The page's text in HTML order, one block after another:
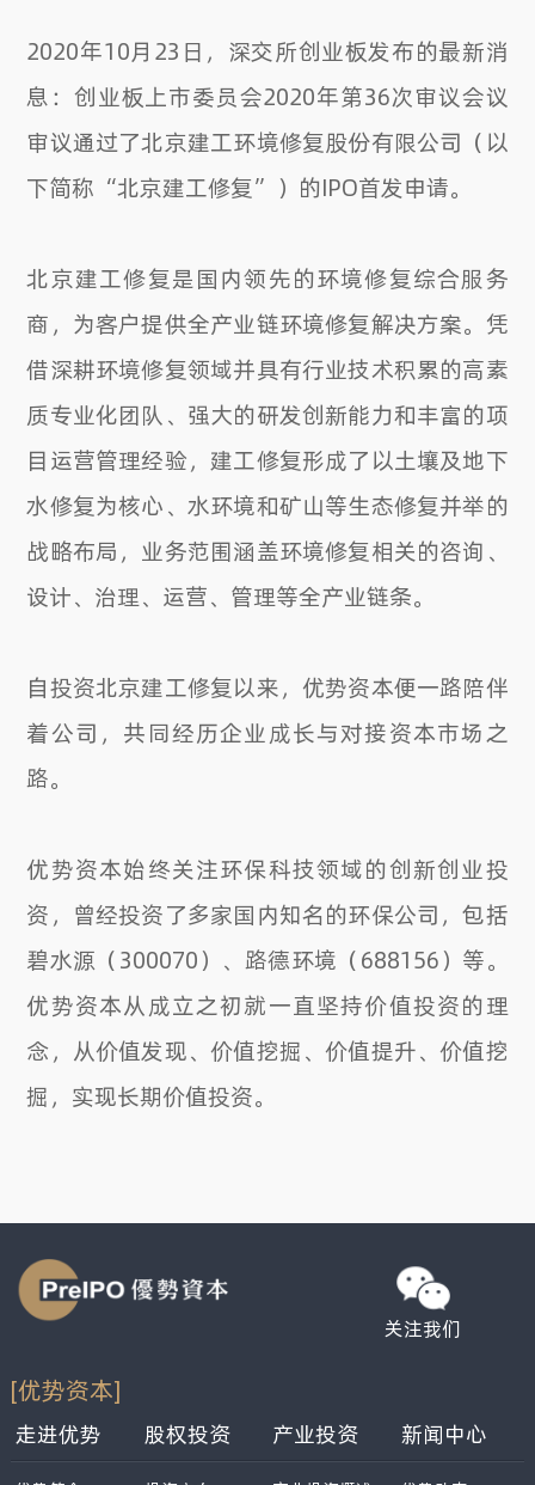
2020年10月23日，深交所创业板发布的最新消
息：创业板上市委员会2020年第36次审议会议
审议通过了北京建工环境修复股份有限公司（以
下简称“北京建工修复”）的IPO首发申请。
北京建工修复是国内领先的环境修复综合服务
商，为客户提供全产业链环境修复解决方案。凭
借深耕环境修复领域并具有行业技术积累的高素
质专业化团队、强大的研发创新能力和丰富的项
目运营管理经验，建工修复形成了以土壤及地下
水修复为核心、水环境和矿山等生态修复并举的
战略布局，业务范围涵盖环境修复相关的咨询、
设计、治理、运营、管理等全产业链条。
自投资北京建工修复以来，优势资本便一路陪伴
着公司，共同经历企业成长与对接资本市场之
路。
优势资本始终关注环保科技领域的创新创业投
资，曾经投资了多家国内知名的环保公司，包括
碧水源（300070）、路德环境（688156）等。
优势资本从成立之初就一直坚持价值投资的理
念，从价值发现、价值挖掘、价值提升、价值挖
掘，实现长期价值投资。
关注我们
[优势资本]
走进优势 股权投资 产业投资 新闻中心